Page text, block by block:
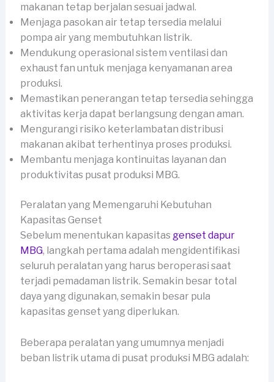
makanan tetap berjalan sesuai jadwal.
Menjaga pasokan air tetap tersedia melalui
pompa air yang membutuhkan listrik.
Mendukung operasional sistem ventilasi dan
exhaust fan untuk menjaga kenyamanan area
produksi.
Memastikan penerangan tetap tersedia sehingga
aktivitas kerja dapat berlangsung dengan aman.
Mengurangi risiko keterlambatan distribusi
makanan akibat terhentinya proses produksi.
Membantu menjaga kontinuitas layanan dan
produktivitas pusat produksi MBG.
Peralatan yang Memengaruhi Kebutuhan
Kapasitas Genset
Sebelum menentukan kapasitas genset dapur
MBG, langkah pertama adalah mengidentifikasi
seluruh peralatan yang harus beroperasi saat
terjadi pemadaman listrik. Semakin besar total
daya yang digunakan, semakin besar pula
kapasitas genset yang diperlukan.
Beberapa peralatan yang umumnya menjadi
beban listrik utama di pusat produksi MBG adalah: